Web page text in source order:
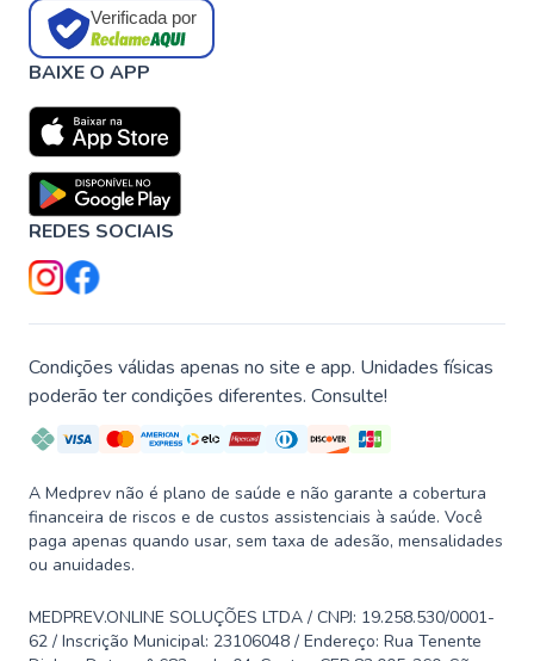
Verificada por
BAIXE O APP
REDES SOCIAIS
Condições válidas apenas no site e app. Unidades físicas
poderão ter condições diferentes. Consulte!
A Medprev não é plano de saúde e não garante a cobertura
financeira de riscos e de custos assistenciais à saúde. Você
paga apenas quando usar, sem taxa de adesão, mensalidades
ou anuidades.
MEDPREV.ONLINE SOLUÇÕES LTDA / CNPJ: 19.258.530/0001-
62 / Inscrição Municipal: 23106048 / Endereço: Rua Tenente